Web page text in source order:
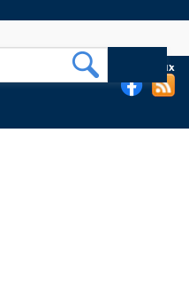
l'EHESP sur les réseaux sociaux